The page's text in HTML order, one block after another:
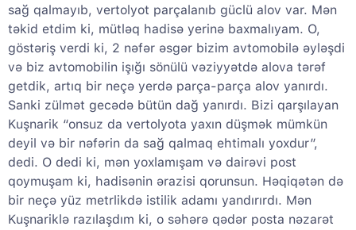
sağ qalmayıb, vertolyot parçalanıb güclü alov var. Mən
təkid etdim ki, mütləq hadisə yerinə baxmalıyam. O,
göstəriş verdi ki, 2 nəfər əsgər bizim avtomobilə əyləşdi
və biz avtomobilin işığı sönülü vəziyyətdə alova tərəf
getdik, artıq bir neçə yerdə parça-parça alov yanırdı.
Sanki zülmət gecədə bütün dağ yanırdı. Bizi qarşılayan
Kuşnarik “onsuz da vertolyota yaxın düşmək mümkün
deyil və bir nəfərin da sağ qalmaq ehtimalı yoxdur”,
dedi. O dedi ki, mən yoxlamışam və dairəvi post
qoymuşam ki, hadisənin ərazisi qorunsun. Həqiqətən də
bir neçə yüz metrlikdə istilik adamı yandırırdı. Mən
Kuşnariklə razılaşdım ki, o səhərə qədər posta nəzarət